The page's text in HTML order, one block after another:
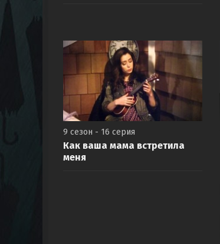
9 сезон - 16 серия
Как ваша мама встретила
меня